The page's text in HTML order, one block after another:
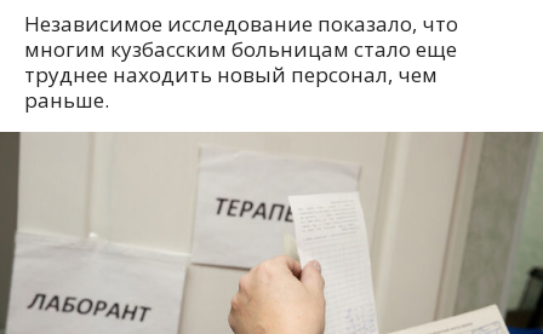
Независимое исследование показало, что
многим кузбасским больницам стало еще
труднее находить новый персонал, чем
раньше.